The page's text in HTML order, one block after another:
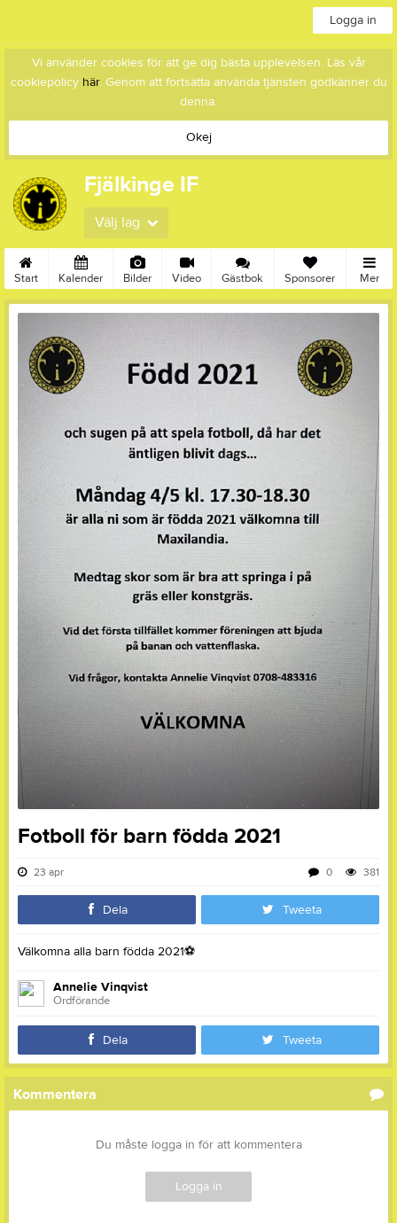
Logga in
Vi använder cookies för att ge dig bästa upplevelsen. Läs vår
cookiepolicy här. Genom att fortsätta använda tjänsten godkänner du
denna.
Okej
Fjälkinge IF
Välj lag
Start Kalender Bilder Video Gästbok Sponsorer Mer
Fotboll för barn födda 2021
23 apr 381
0
Dela Tweeta
Välkomna alla barn födda 2021⚽
Annelie Vinqvist
Ordförande
Dela Tweeta
Kommentera
Du måste logga in för att kommentera
Logga in